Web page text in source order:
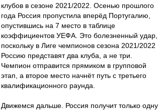
клубов в сезоне 2021/2022. Осенью прошлого
года Россия пропустила вперёд Португалию,
опустившись на 7 место в таблице
коэффициентов УЕФА. Это болезненный удар,
поскольку в Лиге чемпионов сезона 2021/2022
Россию представят два клуба, а не три.
Чемпион отправится прямиком в групповой
этап, а второе место начнёт путь с третьего
квалификационного раунда.
Движемся дальше. Россия получит только одну